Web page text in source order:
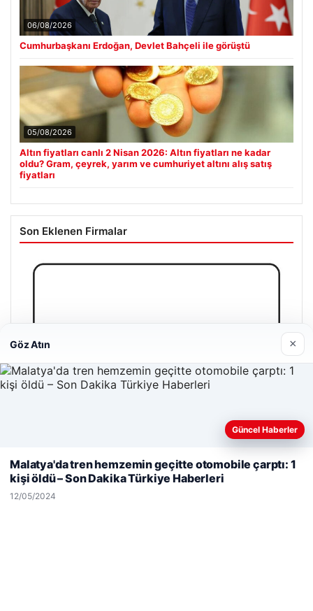
06/08/2026
Cumhurbaşkanı Erdoğan, Devlet Bahçeli ile görüştü
05/08/2026
Altın fiyatları canlı 2 Nisan 2026: Altın fiyatları ne kadar
oldu? Gram, çeyrek, yarım ve cumhuriyet altını alış satış
fiyatları
Son Eklenen Firmalar
Web sitemizi nasıl kullandığınızı daha iyi anlayabilmek,
kullanıyoruz.Çerez Politikamız
Göz Atın ×
Güncel Haberler
Malatya'da tren hemzemin geçitte otomobile çarptı: 1
kişi öldü – Son Dakika Türkiye Haberleri
12/05/2024